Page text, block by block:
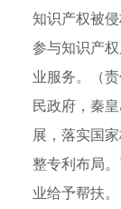
知识产权被
参与知识产
业服务。（
民政府，秦
展，落实国
整专利布局
业给予帮扶